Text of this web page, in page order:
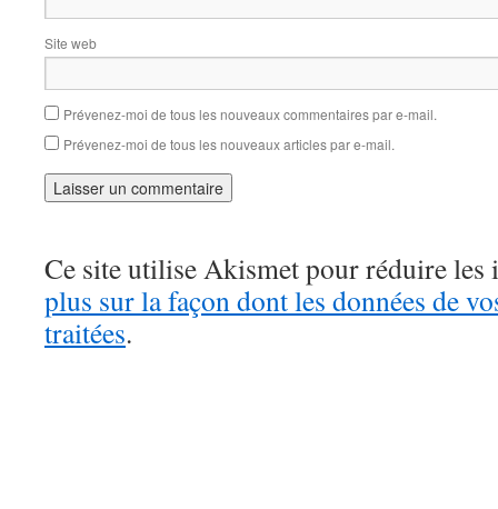
Site web
Prévenez-moi de tous les nouveaux commentaires par e-mail.
Prévenez-moi de tous les nouveaux articles par e-mail.
Ce site utilise Akismet pour réduire les
plus sur la façon dont les données de
traitées.